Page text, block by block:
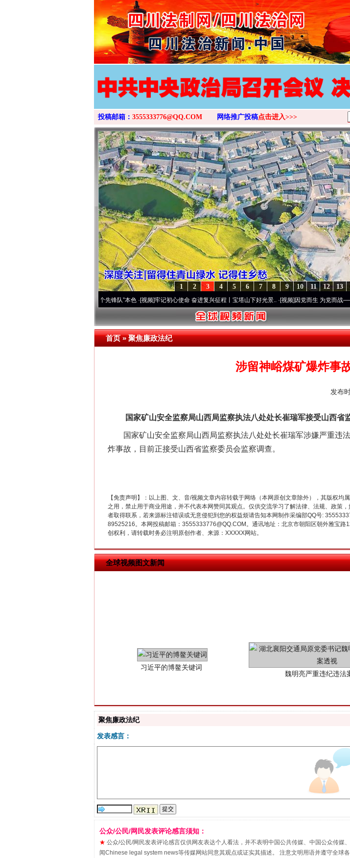
>
投稿邮箱： 3555333776@QQ.COM 网络推广投稿点击进入>>>
13
12
11
10
9
8
7
6
5
4
3
2
1
永葆“两个先锋队”本色·[视频]牢记初心使命 奋进复兴征程丨宝塔山下好光景..·[视频]因党而生 为党而战——百年“
首页»聚焦廉政法纪
涉留神峪煤矿爆炸事
发布
国家矿山安全监察局山西局监察执法八处处长崔瑞军接受山西省
国家矿山安全监察局山西局监察执法八处处长崔瑞军涉嫌严重违法
炸事故，目前正接受山西省监察委员会监察调查。
【免责声明】：以上图、文、音/视频文章内容转载于网络（本网原创文章除外），其版权
之用，禁止用于商业用途，并不代表本网赞同其观点。仅供交流学习了解法律、法规、政策
者取得联系，若来源标注错误或无意侵犯到您的权益烦请告知本网制作采编部QQ号:
89525216。本网投稿邮箱：3555333776@QQ.COM。通讯地址：北京市朝阳区朝外雅宝
创权利，请转载时务必注明原创作者、来源：XXXXX网站。
全球视频图文新闻
网上购药对药下症？
茶叶“炒上天”
谢谢有你温暖了四
在谋一域中谋全局
今年投资意愿榜
生物安全法正式
聚焦廉政法纪
发表感言：
公众/公民/网民发表评论感言须知：
★ 公众/公民/网民发表评论感言仅供网友表达个人看法，并不表明中国公共传媒、中国公众传
闻Chinese legal system news等传媒网站同意其观点或证实其描述。 注意文明用语并遵守全球各